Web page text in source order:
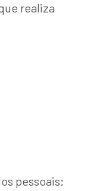
realiza
pessoais;